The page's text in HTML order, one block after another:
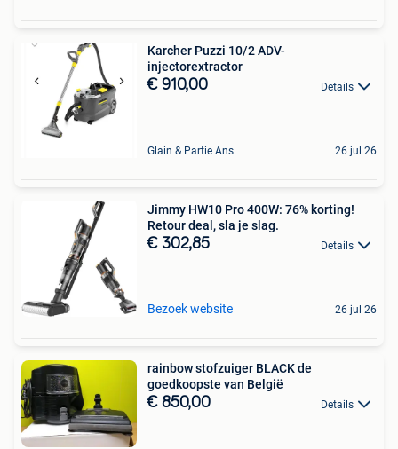
Karcher Puzzi 10/2 ADV-
injectorextractor
€ 910,00 Details
Glain & Partie Ans 26 jul 26
Jimmy HW10 Pro 400W: 76% korting!
Retour deal, sla je slag.
€ 302,85 Details
Bezoek website 26 jul 26
rainbow stofzuiger BLACK de
goedkoopste van België
€ 850,00 Details